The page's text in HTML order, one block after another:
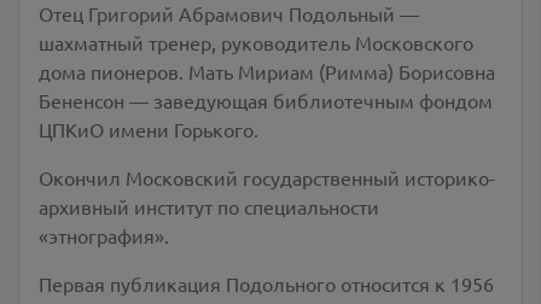
Отец Григорий Абрамович Подольный —
шахматный тренер, руководитель Московского
дома пионеров. Мать Мириам (Римма) Борисовна
Бененсон — заведующая библиотечным фондом
ЦПКиО имени Горького.
Окончил Московский государственный историко-
архивный институт по специальности
«этнография».
Первая публикация Подольного относится к 1956